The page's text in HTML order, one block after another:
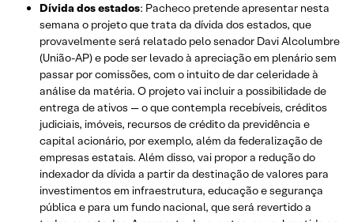
Dívida dos estados: Pacheco pretende apresentar nesta
semana o projeto que trata da dívida dos estados, que
provavelmente será relatado pelo senador Davi Alcolumbre
(União-AP) e pode ser levado à apreciação em plenário sem
passar por comissões, com o intuito de dar celeridade à
análise da matéria. O projeto vai incluir a possibilidade de
entrega de ativos — o que contempla recebíveis, créditos
judiciais, imóveis, recursos de crédito da previdência e
capital acionário, por exemplo, além da federalização de
empresas estatais. Além disso, vai propor a redução do
indexador da dívida a partir da destinação de valores para
investimentos em infraestrutura, educação e segurança
pública e para um fundo nacional, que será revertido a